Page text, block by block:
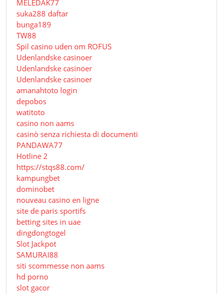
MELEDAK77
suka288 daftar
bunga189
TW88
Spil casino uden om ROFUS
Udenlandske casinoer
Udenlandske casinoer
Udenlandske casinoer
amanahtoto login
depobos
watitoto
casino non aams
casinò senza richiesta di documenti
PANDAWA77
Hotline 2
https://stqs88.com/
kampungbet
dominobet
nouveau casino en ligne
site de paris sportifs
betting sites in uae
dingdongtogel
Slot Jackpot
SAMURAI88
siti scommesse non aams
hd porno
slot gacor